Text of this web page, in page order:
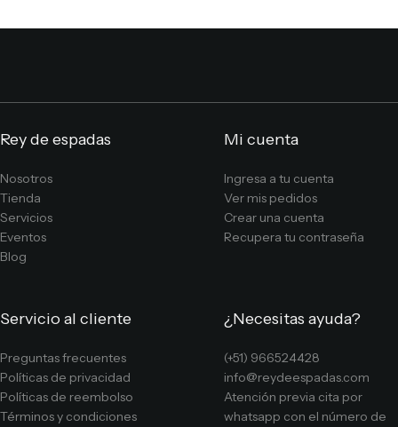
Rey de espadas
Nosotros
Tienda
Servicios
Eventos
Blog
Mi cuenta
Ingresa a tu cuenta
Ver mis pedidos
Crear una cuenta
Recupera tu contraseña
Servicio al cliente
Preguntas frecuentes
Políticas de privacidad
Políticas de reembolso
Términos y condiciones
¿Necesitas ayuda?
(+51) 966524428
info@reydeespadas.com
Atención previa cita por
whatsapp con el número de